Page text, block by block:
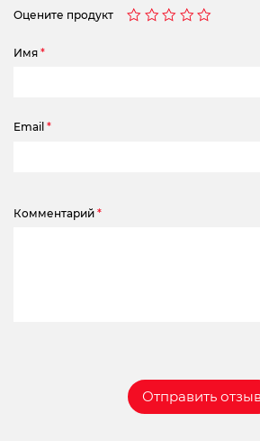
Оцените продукт
Имя *
Email *
Комментарий *